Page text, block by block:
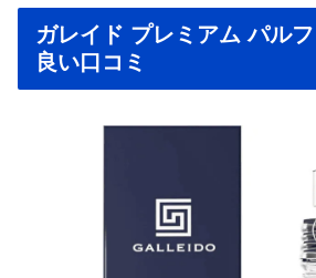
ガレイド プレミアム パル
良い口コミ